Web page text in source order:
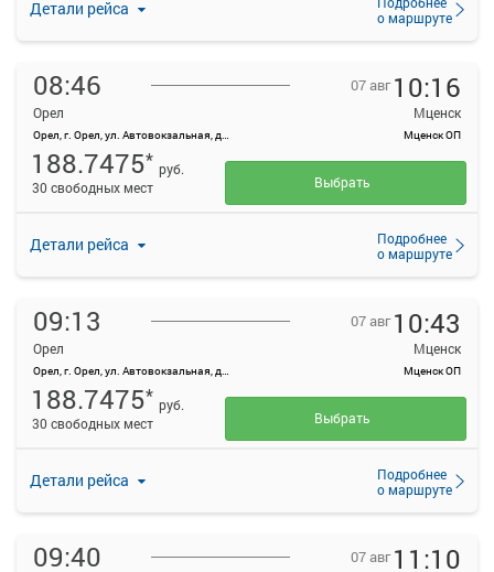
Детали рейса
о маршруте
08:46
Орел
Орел, г. Орел, ул. Автовокзальная, д. 1
07 авг 10:16
Мценск
Мценск ОП
Детали рейса
Подробнее
о маршруте
188.7475* руб.
30 свободных мест
Выбрать
09:13
Орел
Орел, г. Орел, ул. Автовокзальная, д. 1
07 авг 10:43
Мценск
Мценск ОП
Детали рейса
Подробнее
о маршруте
188.7475* руб.
30 свободных мест
Выбрать
09:40 07 авг 11:10